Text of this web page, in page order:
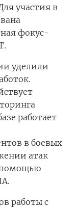
участия в
фокус-
уделили
работает
в боевых
атак
помощью
работы с